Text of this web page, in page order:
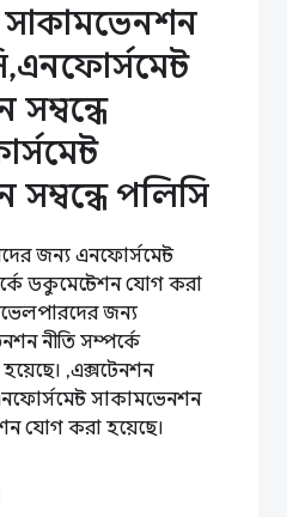
সাকামভেনশন
পলিসি
জন্য এনফোর্সমেন্ট
ডকুমেন্টেশন যোগ করা
জন্য
নীতি সম্পর্কে
,এক্সটেনশন
সাকামভেনশন
যোগ করা হয়েছে।